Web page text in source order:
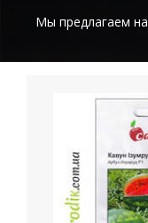
Мы предлагаем на